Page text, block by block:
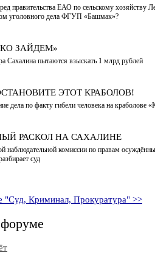
правительства ЕАО по сельскому хозяйству
уголовного дела ФГУП «Башмак»?
ЗАЙДЕМ»
Сахалина пытаются взыскать 1 млрд рублей
ЭТОТ КРАБОЛОВ!
дела по факту гибели человека на краболове
РАСКОЛ НА САХАЛИНЕ
наблюдательной комиссии по правам
суд
"Суд, Криминал, Прокуратура" >>